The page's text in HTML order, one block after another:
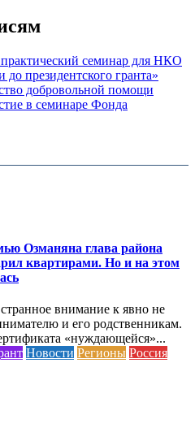
практический семинар для НКО
президентского гранта»
добровольной помощи
в семинаре Фонда
Озманяна глава района
квартирами. Но и на этом
внимание к явно не
и его родственникам.
«нуждающейся»...
Новости Регионы Россия